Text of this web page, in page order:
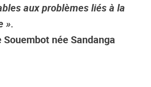
aux problèmes liés à la
».
née Sandanga